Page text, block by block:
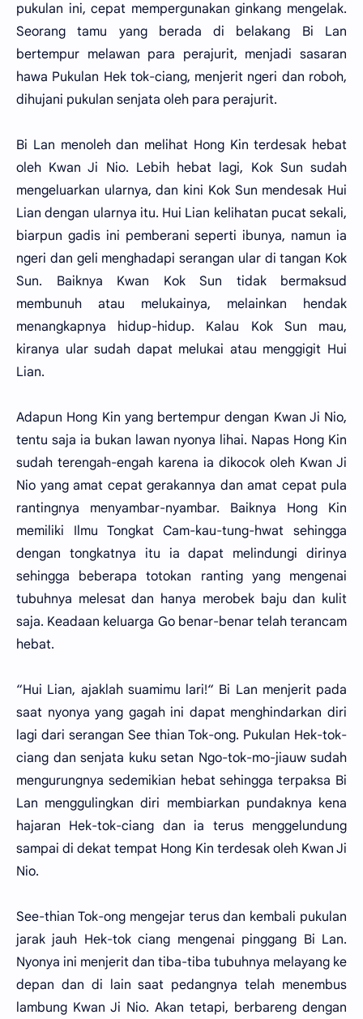
pukulan ini, cepat mempergunakan ginkang mengelak.
Seorang tamu yang berada di belakang Bi Lan
bertempur melawan para perajurit, menjadi sasaran
hawa Pukulan Hek tok-ciang, menjerit ngeri dan roboh,
dihujani pukulan senjata oleh para perajurit.
Bi Lan menoleh dan melihat Hong Kin terdesak hebat
oleh Kwan Ji Nio. Lebih hebat lagi, Kok Sun sudah
mengeluarkan ularnya, dan kini Kok Sun mendesak Hui
Lian dengan ularnya itu. Hui Lian kelihatan pucat sekali,
biarpun gadis ini pemberani seperti ibunya, namun ia
ngeri dan geli menghadapi serangan ular di tangan Kok
Sun. Baiknya Kwan Kok Sun tidak bermaksud
membunuh atau melukainya, melainkan hendak
menangkapnya hidup-hidup. Kalau Kok Sun mau,
kiranya ular sudah dapat melukai atau menggigit Hui
Lian.
Adapun Hong Kin yang bertempur dengan Kwan Ji Nio,
tentu saja ia bukan lawan nyonya lihai. Napas Hong Kin
sudah terengah-engah karena ia dikocok oleh Kwan Ji
Nio yang amat cepat gerakannya dan amat cepat pula
rantingnya menyambar-nyambar. Baiknya Hong Kin
memiliki Ilmu Tongkat Cam-kau-tung-hwat sehingga
dengan tongkatnya itu ia dapat melindungi dirinya
sehingga beberapa totokan ranting yang mengenai
tubuhnya melesat dan hanya merobek baju dan kulit
saja. Keadaan keluarga Go benar-benar telah terancam
hebat.
“Hui Lian, ajaklah suamimu lari!“ Bi Lan menjerit pada
saat nyonya yang gagah ini dapat menghindarkan diri
lagi dari serangan See thian Tok-ong. Pukulan Hek-tok-
ciang dan senjata kuku setan Ngo-tok-mo-jiauw sudah
mengurungnya sedemikian hebat sehingga terpaksa Bi
Lan menggulingkan diri membiarkan pundaknya kena
hajaran Hek-tok-ciang dan ia terus menggelundung
sampai di dekat tempat Hong Kin terdesak oleh Kwan Ji
Nio.
See-thian Tok-ong mengejar terus dan kembali pukulan
jarak jauh Hek-tok ciang mengenai pinggang Bi Lan.
Nyonya ini menjerit dan tiba-tiba tubuhnya melayang ke
depan dan di lain saat pedangnya telah menembus
lambung Kwan Ji Nio. Akan tetapi, berbareng dengan